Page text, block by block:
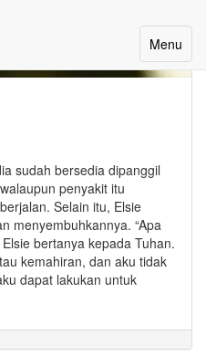
Toggle
Menu
sudah bersedia dipanggil
penyakit itu
Selain itu, Elsie
menyembuhkannya. “Apa
bertanya kepada Tuhan.
kemahiran, dan aku tidak
dapat lakukan untuk